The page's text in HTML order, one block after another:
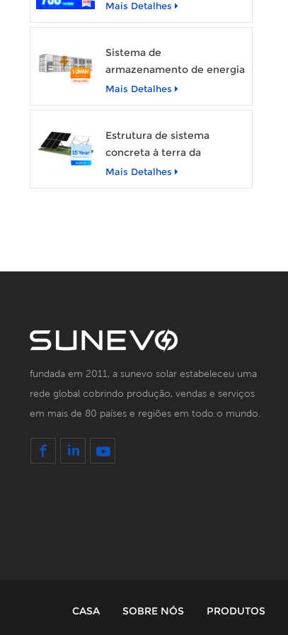
SUNEVO 700W 720W
750W Módulo de energia
Mais Detalhes
Sistema de
armazenamento de energia
SunArk 1MW de potência
avaliada com capacidade de
Mais Detalhes
Estrutura de sistema
concreta à terra da
montagem de cremalheira
da fundação do painel solar
Mais Detalhes
fundada em 2011, a sunevo solar estabeleceu uma
rede global cobrindo produção, vendas e serviços
em mais de 80 países e regiões em todo o mundo.
CASA SOBRE NÓS PRODUTOS